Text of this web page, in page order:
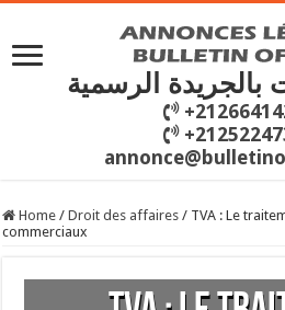
بالجريدة الرسمية
Home / Droit des affaires / TVA : Le
commerciaux